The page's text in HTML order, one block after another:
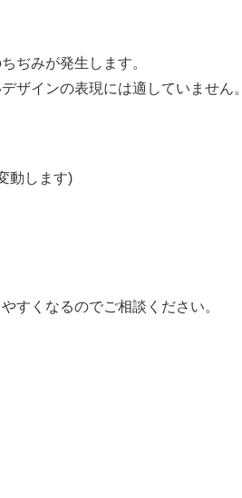
ぢみが発生します。
ザインの表現には適していません。
動します)
すくなるのでご相談ください。